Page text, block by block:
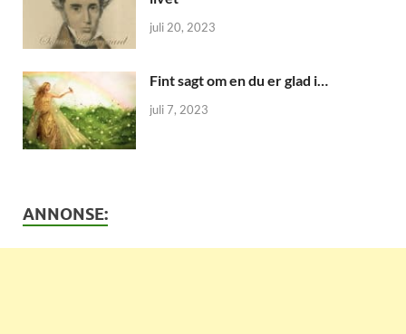
juli 20, 2023
Fint sagt om en du er glad i…
juli 7, 2023
ANNONSE: